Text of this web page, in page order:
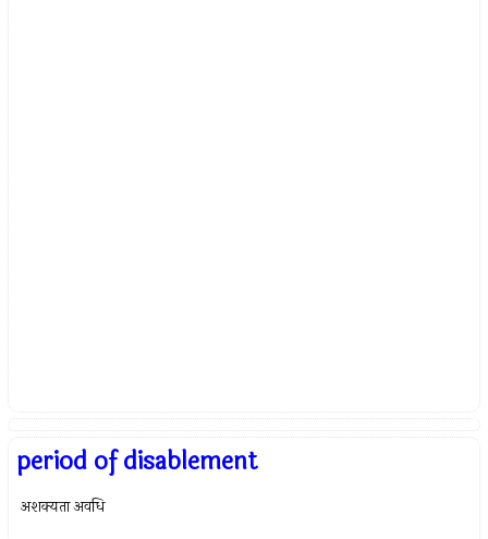
period of disablement
अशक्यता अवधि